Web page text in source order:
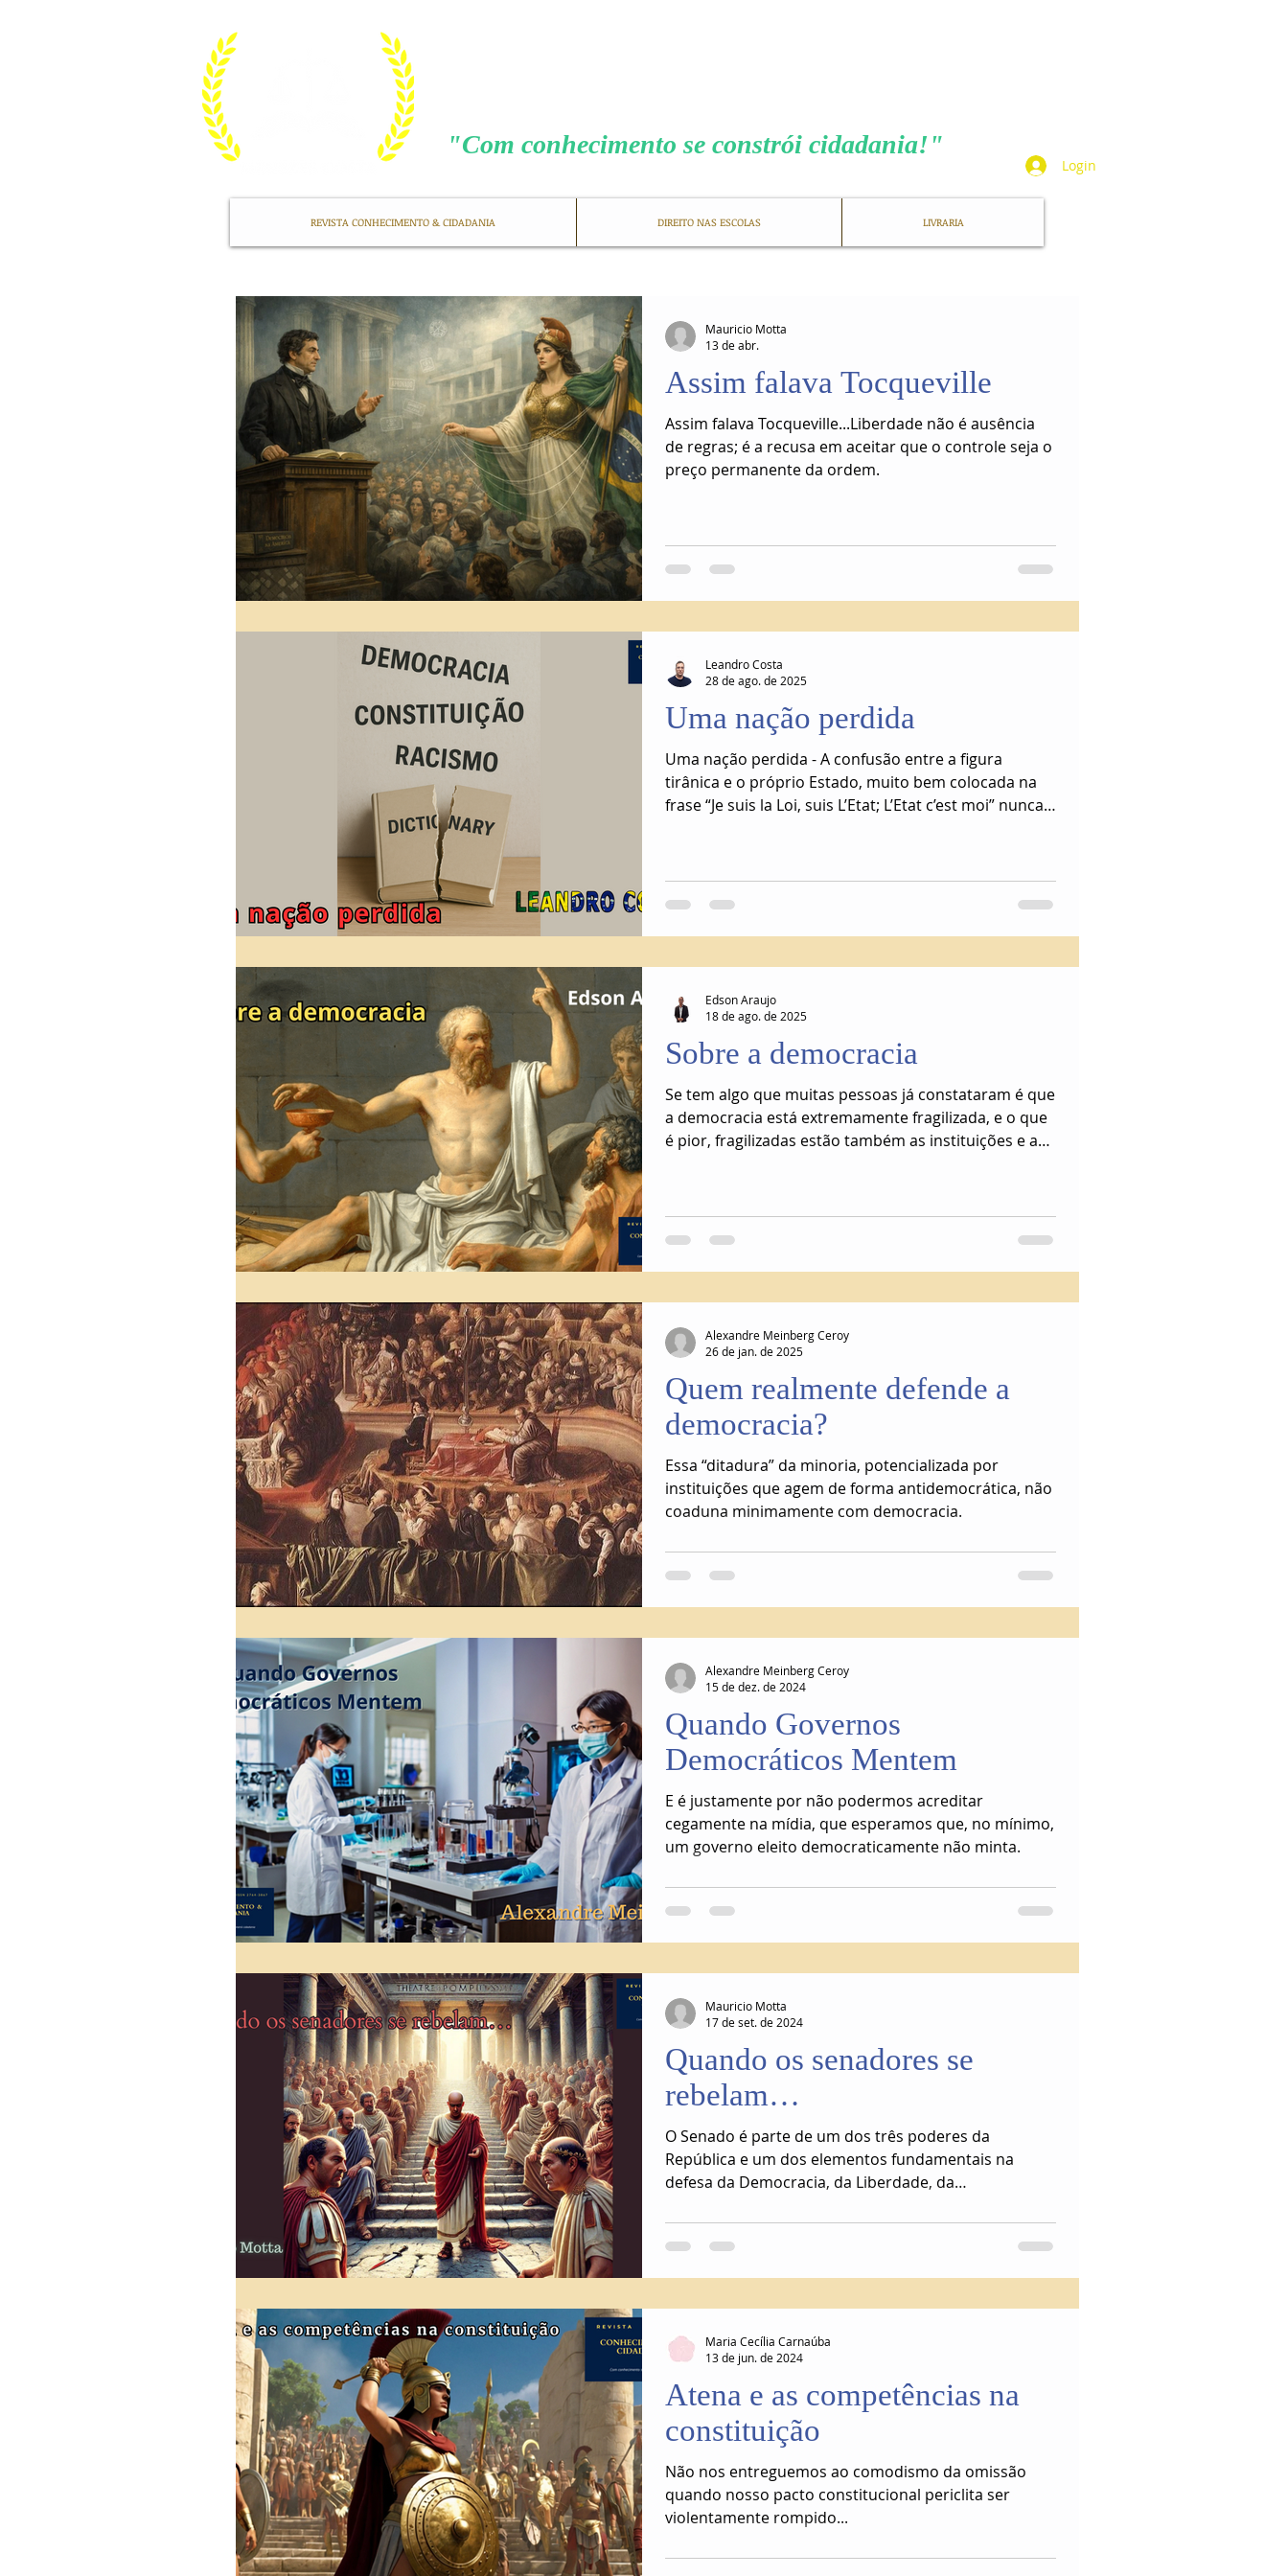
"Com conhecimento se constrói cidadania!"
Login
Assim falava Tocqueville
Assim falava Tocqueville...Liberdade não é ausência
de regras; é a recusa em aceitar que o controle seja o
preço permanente da ordem.
Mauricio Motta
13 de abr.
Uma nação perdida
Uma nação perdida - A confusão entre a figura
tirânica e o próprio Estado, muito bem colocada na
frase “Je suis la Loi, suis L’Etat; L’Etat c’est moi” nunca
Leandro Costa
28 de ago. de 2025
Sobre a democracia
Se tem algo que muitas pessoas já constataram é que
a democracia está extremamente fragilizada, e o que
é pior, fragilizadas estão também as instituições e as
Edson Araujo
18 de ago. de 2025
Quem realmente defende a
democracia?
Essa “ditadura” da minoria, potencializada por
instituições que agem de forma antidemocrática, não
coaduna minimamente com democracia.
Alexandre Meinberg Ceroy
26 de jan. de 2025
Quando Governos
Democráticos Mentem
E é justamente por não podermos acreditar
cegamente na mídia, que esperamos que, no mínimo,
um governo eleito democraticamente não minta.
Alexandre Meinberg Ceroy
15 de dez. de 2024
Quando os senadores se
rebelam…
O Senado é parte de um dos três poderes da
República e um dos elementos fundamentais na
defesa da Democracia, da Liberdade, da
Mauricio Motta
17 de set. de 2024
Atena e as competências na
constituição
Não nos entreguemos ao comodismo da omissão
quando nosso pacto constitucional periclita ser
violentamente rompido...
Maria Cecília Carnaúba
13 de jun. de 2024
REVISTA CONHECIMENTO & CIDADANIA DIREITO NAS ESCOLAS LIVRARIA